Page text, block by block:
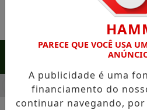
SERRA NEGRA: FAZENDA COM
PARECE QUE VOCÊ USA
A publicidade é uma
financiamento do
continuar navegando,